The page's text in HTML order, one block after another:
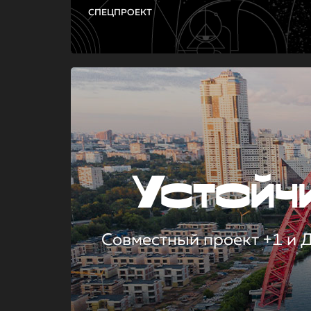
СПЕЦПРОЕКТ
Совместный проект +1 и